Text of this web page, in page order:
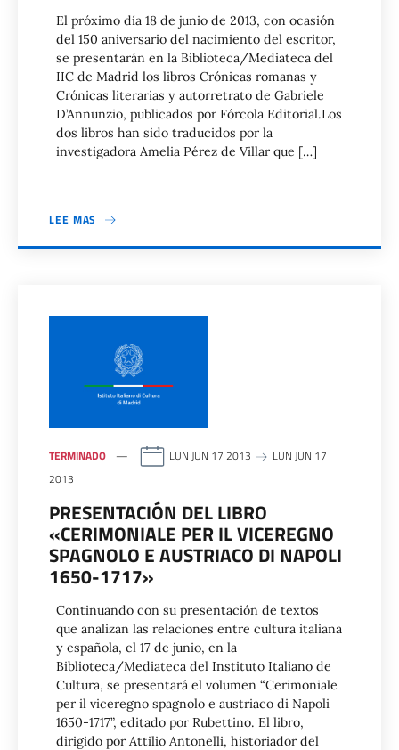
El próximo día 18 de junio de 2013, con ocasión
del 150 aniversario del nacimiento del escritor,
se presentarán en la Biblioteca/Mediateca del
IIC de Madrid los libros Crónicas romanas y
Crónicas literarias y autorretrato de Gabriele
D’Annunzio, publicados por Fórcola Editorial.Los
dos libros han sido traducidos por la
investigadora Amelia Pérez de Villar que […]
LEE MAS
TERMINADO LUN JUN 17 2013
LUN JUN 17
2013
PRESENTACIÓN DEL LIBRO
«CERIMONIALE PER IL VICEREGNO
SPAGNOLO E AUSTRIACO DI NAPOLI
1650-1717»
Continuando con su presentación de textos
que analizan las relaciones entre cultura italiana
y española, el 17 de junio, en la
Biblioteca/Mediateca del Instituto Italiano de
Cultura, se presentará el volumen “Cerimoniale
per il viceregno spagnolo e austriaco di Napoli
1650-1717”, editado por Rubettino. El libro,
dirigido por Attilio Antonelli, historiador del